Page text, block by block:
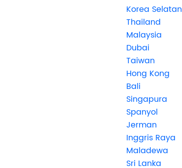
Korea Selatan
Thailand
Malaysia
Dubai
Taiwan
Hong Kong
Bali
Singapura
Spanyol
Jerman
Inggris Raya
Maladewa
Sri Lanka